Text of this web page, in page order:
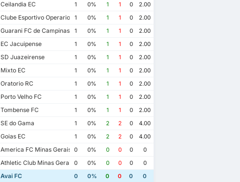
Ceilandia EC 1 0% 1 1 0
2.00
Clube Esportivo Operario Varzea Grandense
1 0% 1 1 0
2.00
Guarani FC de Campinas 1 0% 1 1 0
2.00
EC Jacuipense 1 0% 1 1 0
2.00
SD Juazeirense 1 0% 1 1 0
2.00
Mixto EC 1 0% 1 1 0
2.00
Oratorio RC 1 0% 1 1 0
2.00
Porto Velho FC 1 0% 1 1 0
2.00
Tombense FC 1 0% 1 1 0
2.00
SE do Gama 1 0% 2 2 0
4.00
Goias EC 1 0% 2 2 0
4.00
America FC Minas Gerais 0 0% 0 0 0
0
Athletic Club Minas Gerais 0 0% 0 0 0
0
Avai FC 0 0% 0 0 0
0